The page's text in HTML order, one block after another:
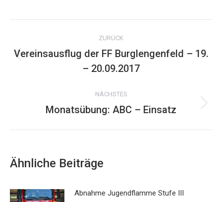
WhatsApp
Kommentarnavigation
ZURÜCK
Vorheriger
Beitrag:
Vereinsausflug der FF Burglengenfeld – 19.
– 20.09.2017
NÄCHSTES
Nächster
Monatsübung: ABC – Einsatz
Ähnliche Beiträge
Abnahme Jugendflamme Stufe III